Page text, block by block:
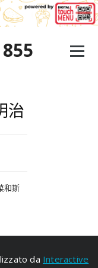
治
和斯
da Interactive